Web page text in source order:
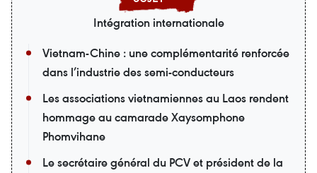
Intégration internationale
Vietnam-Chine : une complémentarité renforcée
dans l’industrie des semi-conducteurs
Les associations vietnamiennes au Laos rendent
hommage au camarade Xaysomphone
Phomvihane
Le secrétaire général du PCV et président de la